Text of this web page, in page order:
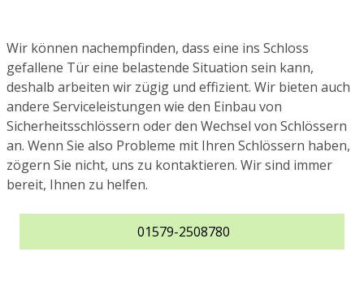
Wir können nachempfinden, dass eine ins Schloss
gefallene Tür eine belastende Situation sein kann,
deshalb arbeiten wir zügig und effizient. Wir bieten auch
andere Serviceleistungen wie den Einbau von
Sicherheitsschlössern oder den Wechsel von Schlössern
an. Wenn Sie also Probleme mit Ihren Schlössern haben,
zögern Sie nicht, uns zu kontaktieren. Wir sind immer
bereit, Ihnen zu helfen.
01579-2508780